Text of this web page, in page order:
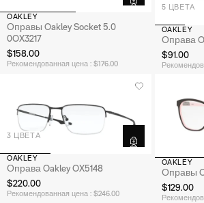
OAKLEY
Оправы Oakley Socket 5.0
0OX3217
$158.00
Рекомендованная цена : $176.00
5 ЦВЕТА
OAKLEY
Оправа
$91.00
3 ЦВЕТА
OAKLEY
Оправа Oakley OX5148
$220.00
Рекомендованная цена : $246.00
OAKLEY
Оправы
$129.00